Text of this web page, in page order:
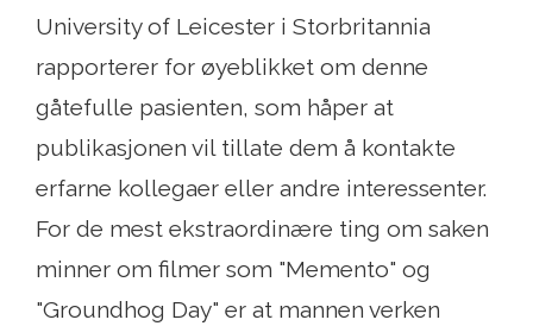
University of Leicester i Storbritannia
rapporterer for øyeblikket om denne
gåtefulle pasienten, som håper at
publikasjonen vil tillate dem å kontakte
erfarne kollegaer eller andre interessenter.
For de mest ekstraordinære ting om saken
minner om filmer som "Memento" og
"Groundhog Day" er at mannen verken